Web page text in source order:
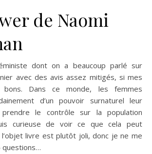
de Naomi
dont on a beaucoup parlé sur
avec des avis assez mitigés, si mes
bons. Dans ce monde, les femmes
d’un pouvoir surnaturel leur
le contrôle sur la population
curieuse de voir ce que cela peut
livre est plutôt joli, donc je ne me
questions…